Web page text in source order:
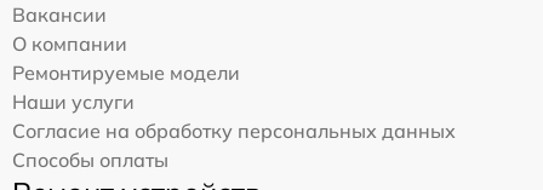
Вакансии
О компании
Ремонтируемые модели
Наши услуги
Согласие на обработку персональных данных
Способы оплаты